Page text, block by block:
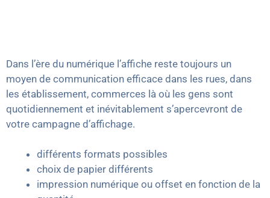
Dans l’ère du numérique l’affiche reste toujours un
moyen de communication efficace dans les rues, dans
les établissement, commerces là où les gens sont
quotidiennement et inévitablement s’apercevront de
votre campagne d’affichage.
différents formats possibles
choix de papier différents
impression numérique ou offset en fonction de la